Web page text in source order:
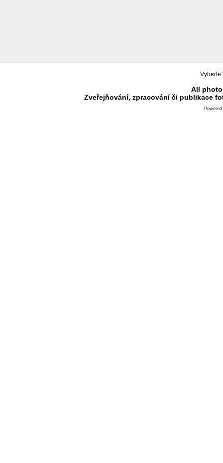
Vyberte
All
Zveřejňování, zpracování či publikace